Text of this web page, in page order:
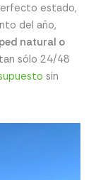
estado,
del año,
natural o
sólo 24/48
sin